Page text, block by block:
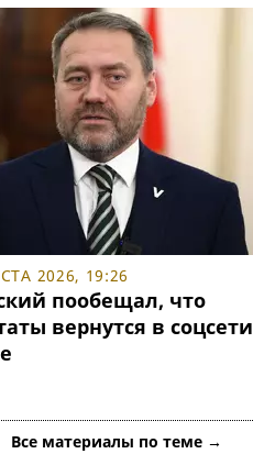
2026, 19:26
пообещал, что
вернутся в соцсети
Все материалы по теме →